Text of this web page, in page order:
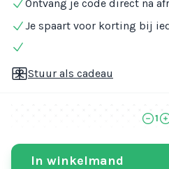
Ontvang je code direct na
Je spaart voor korting bij
Stuur als cadeau
1
In winkelmand